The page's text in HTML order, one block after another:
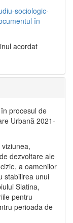
sociologic-
în
acordat
procesul de
Urbană 2021‐
dezvoltare ale
a oamenilor
stabilirea unui
Slatina,
pentru
perioada de